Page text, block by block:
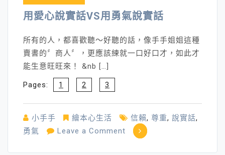
～
尊
重
用愛心說實話VS用勇氣說實話
所有的人，都喜歡聽～好聽的話，像手手姐姐這種
賣書的〞商人〞，更應該練就一口好口才，如此才
能生意旺旺來！ &nb […]
Pages: 1 2 3
小手手 繪本心生活 信賴, 尊重, 說實話,
勇氣
Leave a Comment on